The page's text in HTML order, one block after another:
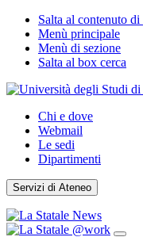
Salta al contenuto di
Menù principale
Menù di sezione
Salta al box cerca
Chi e dove
Webmail
Le sedi
Dipartimenti
Servizi di Ateneo